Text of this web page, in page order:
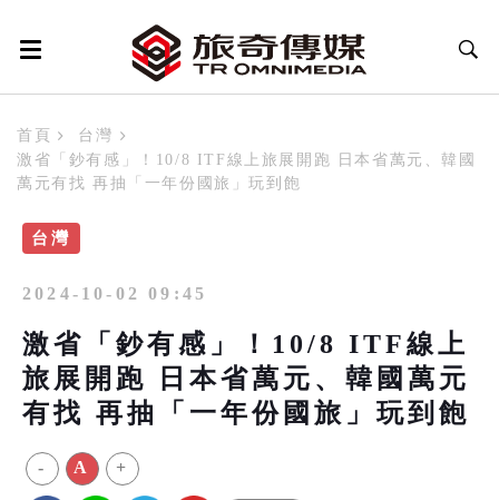
首頁
台灣
激省「鈔有感」！10/8 ITF線上旅展開跑 日本省萬元、韓國
萬元有找 再抽「一年份國旅」玩到飽
台灣
2024-10-02 09:45
激省「鈔有感」！10/8 ITF線上
旅展開跑 日本省萬元、韓國萬元
有找 再抽「一年份國旅」玩到飽
- A +